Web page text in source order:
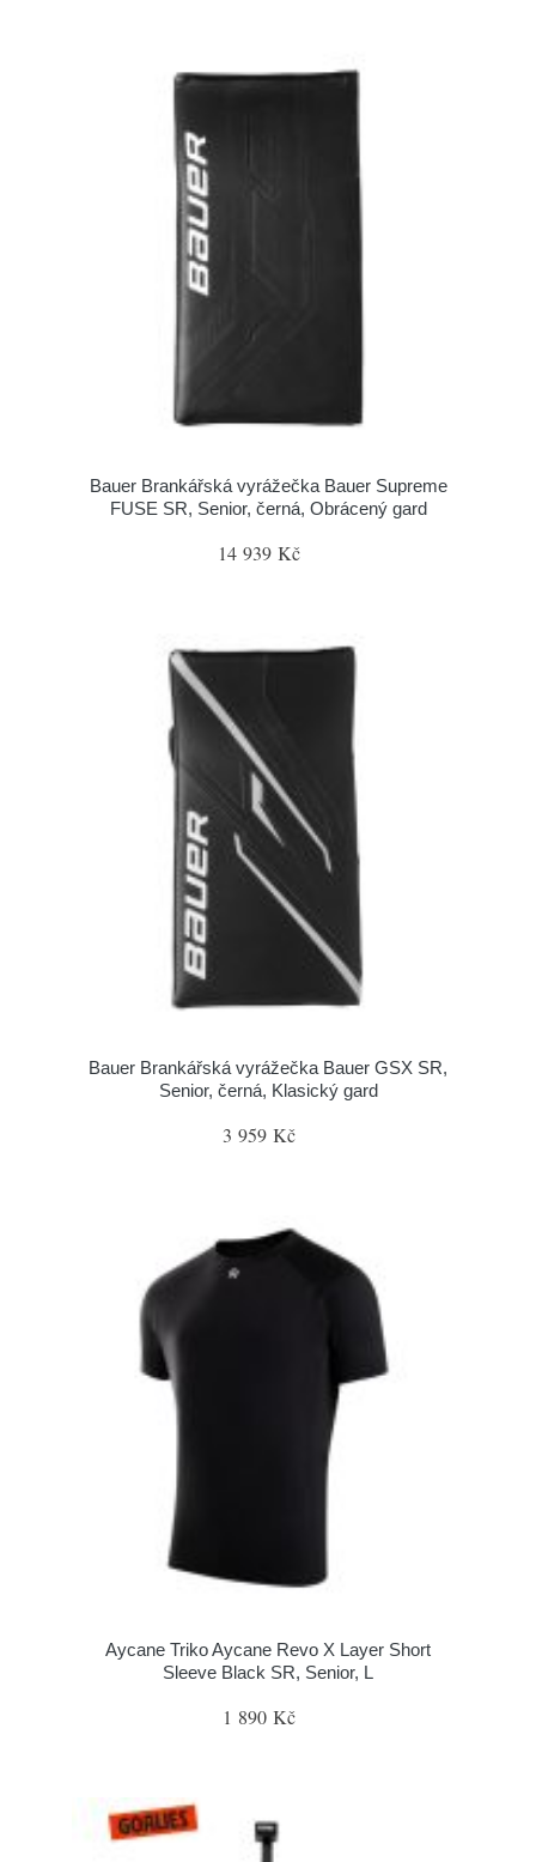
Bauer Brankářská vyrážečka Bauer Supreme
FUSE SR, Senior, černá, Obrácený gard
14 939 Kč
Bauer Brankářská vyrážečka Bauer GSX SR,
Senior, černá, Klasický gard
3 959 Kč
Aycane Triko Aycane Revo X Layer Short
Sleeve Black SR, Senior, L
1 890 Kč